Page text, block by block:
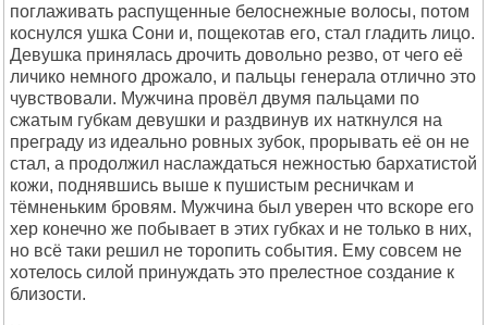
поглаживать распущенные белоснежные волосы, потом
коснулся ушка Сони и, пощекотав его, стал гладить лицо.
Девушка принялась дрочить довольно резво, от чего её
личико немного дрожало, и пальцы генерала отлично это
чувствовали. Мужчина провёл двумя пальцами по
сжатым губкам девушки и раздвинув их наткнулся на
преграду из идеально ровных зубок, прорывать её он не
стал, а продолжил наслаждаться нежностью бархатистой
кожи, поднявшись выше к пушистым ресничкам и
тёмненьким бровям. Мужчина был уверен что вскоре его
хер конечно же побывает в этих губках и не только в них,
но всё таки решил не торопить события. Ему совсем не
хотелось силой принуждать это прелестное создание к
близости.